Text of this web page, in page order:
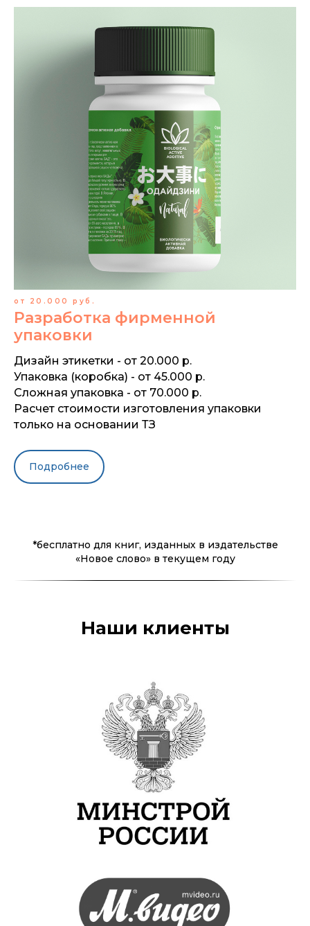
от 20.000 руб.
Разработка фирменной
упаковки
Дизайн этикетки - от 20.000 р.
Упаковка (коробка) - от 45.000 р.
Сложная упаковка - от 70.000 р.
Расчет стоимости изготовления упаковки
только на основании ТЗ
Подробнее
*бесплатно для книг, изданных в издательстве
«Новое слово» в текущем году
Наши клиенты